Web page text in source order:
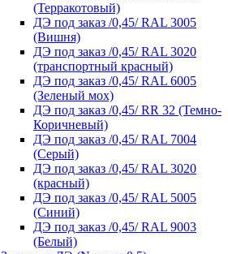
(Терракотовый)
ДЭ под заказ /0,45/ RAL 3005
(Вишня)
ДЭ под заказ /0,45/ RAL 3020
(транспортный красный)
ДЭ под заказ /0,45/ RAL 6005
(Зеленый мох)
ДЭ под заказ /0,45/ RR 32 (Темно-
Коричневый)
ДЭ под заказ /0,45/ RAL 7004
(Серый)
ДЭ под заказ /0,45/ RAL 3020
(красный)
ДЭ под заказ /0,45/ RAL 5005
(Синий)
ДЭ под заказ /0,45/ RAL 9003
(Белый)